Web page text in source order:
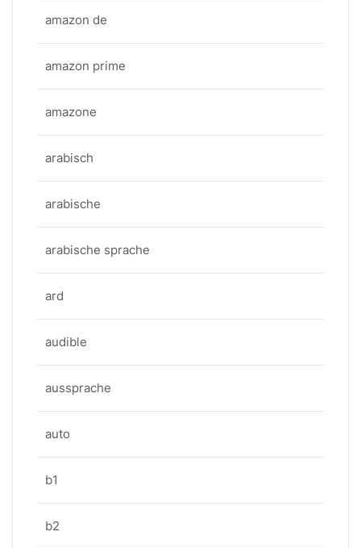
amazon de
amazon prime
amazone
arabisch
arabische
arabische sprache
ard
audible
aussprache
auto
b1
b2